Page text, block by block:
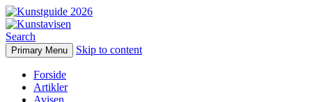
Kunstavisen
Search
Primary Menu Skip to content
Forside
Artikler
Avisen